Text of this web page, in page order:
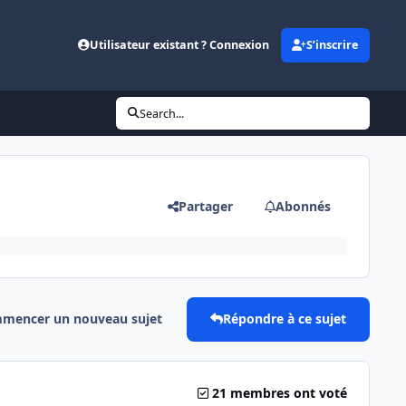
Utilisateur existant ? Connexion S’inscrire
Search...
Partager Abonnés
un nouveau sujet Répondre à ce sujet
21 membres ont voté